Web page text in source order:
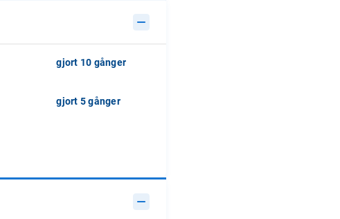
gjort 10 gånger
gjort 5 gånger